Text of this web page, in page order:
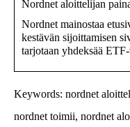
Nordnet aloittelijan
Nordnet mainostaa
kestävän sijoittamisen
tarjotaan yhdeksää
Keywords: nordnet
nordnet toimii, nordnet